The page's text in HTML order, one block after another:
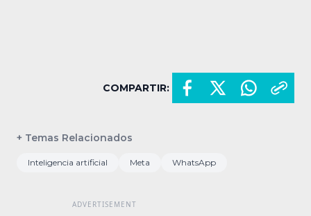
COMPARTIR:
+ Temas Relacionados
Inteligencia artificial Meta WhatsApp